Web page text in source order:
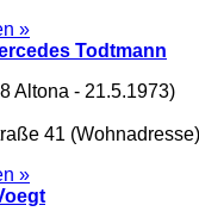
»
Todtmann
Altona - 21.5.1973)
41 (Wohnadresse)
»